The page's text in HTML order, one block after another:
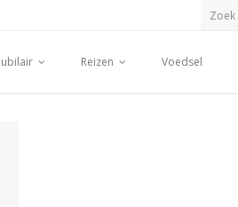
Reizen Voedsel